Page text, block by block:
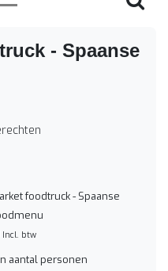
- Spaanse
foodtruck - Spaanse
Incl. btw
aantal personen